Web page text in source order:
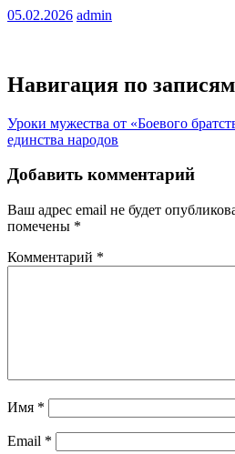
05.02.2026 admin
Навигация по записям
Уроки мужества от «Боевого
единства народов
Добавить комментарий
Ваш адрес email не будет
помечены *
Комментарий *
Имя *
Email *